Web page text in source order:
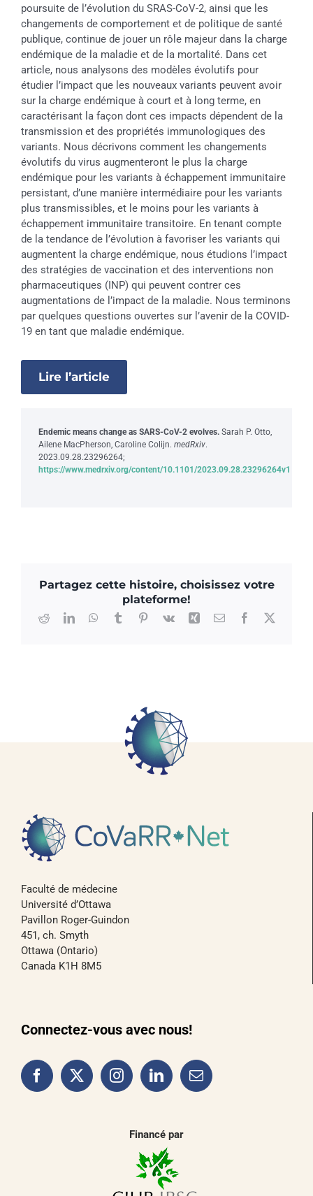
poursuite de l’évolution du SRAS-CoV-2, ainsi que les
changements de comportement et de politique de santé
publique, continue de jouer un rôle majeur dans la charge
endémique de la maladie et de la mortalité. Dans cet
article, nous analysons des modèles évolutifs pour
étudier l’impact que les nouveaux variants peuvent avoir
sur la charge endémique à court et à long terme, en
caractérisant la façon dont ces impacts dépendent de la
transmission et des propriétés immunologiques des
variants. Nous décrivons comment les changements
évolutifs du virus augmenteront le plus la charge
endémique pour les variants à échappement immunitaire
persistant, d’une manière intermédiaire pour les variants
plus transmissibles, et le moins pour les variants à
échappement immunitaire transitoire. En tenant compte
de la tendance de l’évolution à favoriser les variants qui
augmentent la charge endémique, nous étudions l’impact
des stratégies de vaccination et des interventions non
pharmaceutiques (INP) qui peuvent contrer ces
augmentations de l’impact de la maladie. Nous terminons
par quelques questions ouvertes sur l’avenir de la COVID-
19 en tant que maladie endémique.
Lire l’article
Endemic means change as SARS-CoV-2 evolves. Sarah P. Otto,
Ailene MacPherson, Caroline Colijn. medRxiv.
2023.09.28.23296264;
https://www.medrxiv.org/content/10.1101/2023.09.28.23296264v1
Partagez cette histoire, choisissez votre
plateforme!
Facebook
X
RedditLinkedInWhatsApp
TumblrPinterest
Vk Xing Courriel
Faculté de médecine
Université d’Ottawa
Pavillon Roger-Guindon
451, ch. Smyth
Ottawa (Ontario)
Canada K1H 8M5
Connectez-vous avec nous!
Financé par